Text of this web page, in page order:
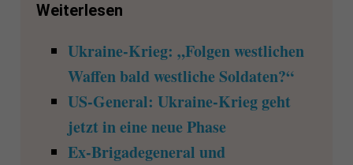
Weiterlesen
Ukraine-Krieg: „Folgen westlichen
Waffen bald westliche Soldaten?“
US-General: Ukraine-Krieg geht
jetzt in eine neue Phase
Ex-Brigadegeneral und